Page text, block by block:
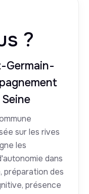
?
Germain-
sur les rives
les
dans
préparation des
présence